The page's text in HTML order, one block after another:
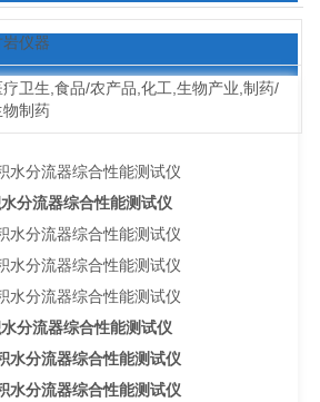
岩仪器
疗卫生,食品/农产品,化工,生物产业,制药/
物制药
分流器综合性能测试仪
分流器综合性能测试仪